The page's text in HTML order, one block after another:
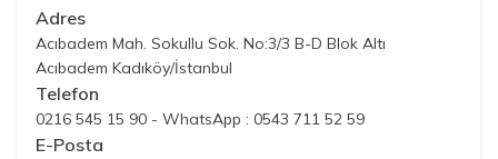
Adres
Acıbadem Mah. Sokullu Sok. No:3/3 B-D Blok Altı
Acıbadem Kadıköy/İstanbul
Telefon
0216 545 15 90 - WhatsApp : 0543 711 52 59
E-Posta